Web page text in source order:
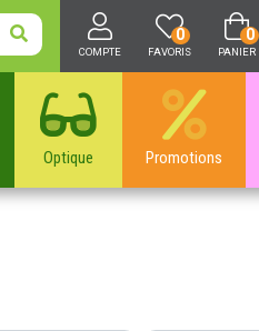
COMPTE FAVORIS
0
PANIER
0
Optique Promotions